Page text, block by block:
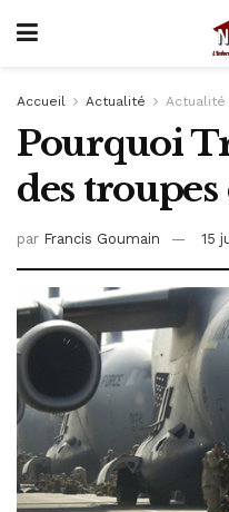
Accueil Actualité Actualité
Pourquoi
des
par Francis Goumain 15